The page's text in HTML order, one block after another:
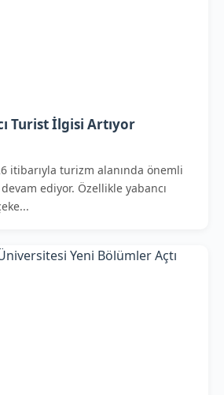
Turist İlgisi Artıyor
itibarıyla turizm alanında önemli
ediyor. Özellikle yabancı